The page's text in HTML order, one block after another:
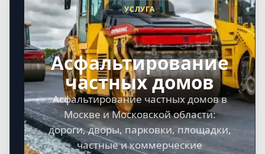
УСЛУГА
Асфальтирование
частных домов
Асфальтирование частных домов в
Москве и Московской области:
дороги, дворы, парковки, площадки,
частные и коммерческие